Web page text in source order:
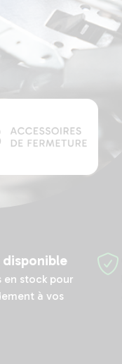
en stock pour
à vos